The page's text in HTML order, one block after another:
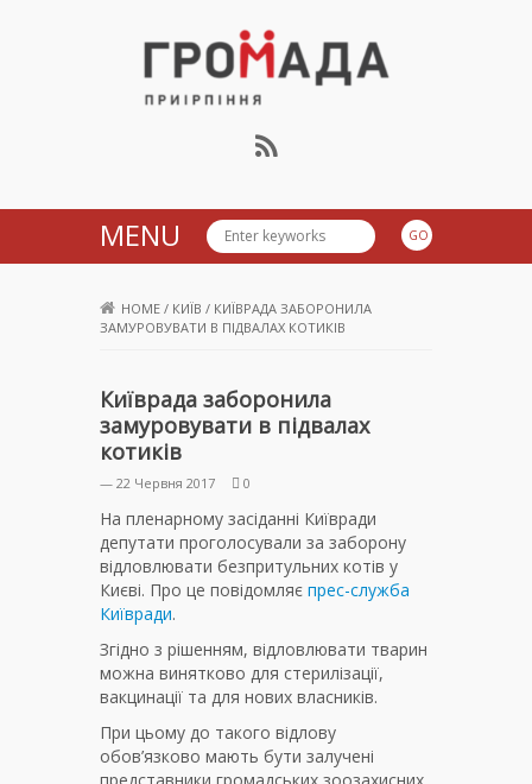
Громада Приірпіння
MENU
HOME / КИЇВ / КИЇВРАДА ЗАБОРОНИЛА
ЗАМУРОВУВАТИ В ПІДВАЛАХ КОТИКІВ
Київрада заборонила
замуровувати в підвалах
котиків
— 22 Червня 2017 0
На пленарному засіданні Київради
депутати проголосували за заборону
відловлювати безпритульних котів у
Києві. Про це повідомляє прес-служба
Київради.
Згідно з рішенням, відловлювати тварин
можна винятково для стерилізації,
вакцинації та для нових власників.
При цьому до такого відлову
обов’язково мають бути залучені